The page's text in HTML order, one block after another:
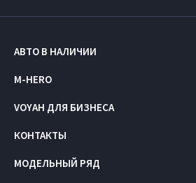
АВТО В НАЛИЧИИ
M-HERO
VOYAH ДЛЯ БИЗНЕСА
КОНТАКТЫ
МОДЕЛЬНЫЙ РЯД